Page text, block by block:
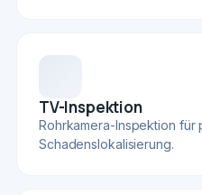
TV-Inspektion
Rohrkamera-Inspektion für
Schadenslokalisierung.